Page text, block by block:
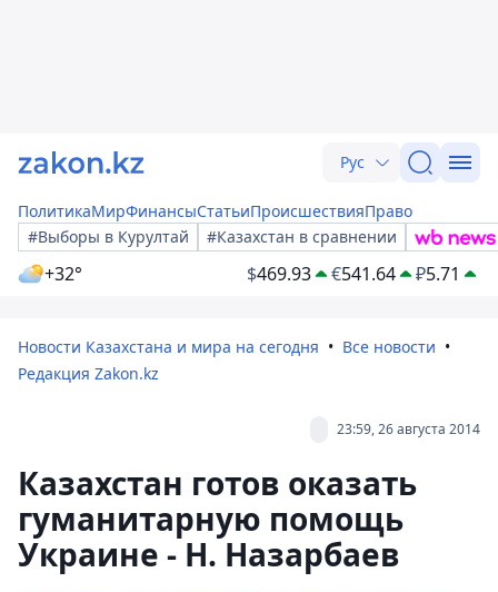
Рус
ПолитикаМирФинансыСтатьиПроисшествияПраво
#Выборы в Курултай
#Казахстан в сравнении
+32° $469.93 €541.64 ₽5.71
Новости Казахстана и мира на сегодня
Все новости
Редакция Zakon.kz
23:59, 26 августа 2014
Казахстан готов оказать
гуманитарную помощь
Украине - Н. Назарбаев